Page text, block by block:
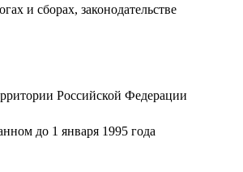
и сборах, законодательстве
Российской Федерации
до 1 января 1995 года